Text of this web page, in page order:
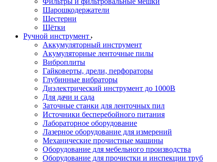
Шарошкодержатели
Шестерни
Щётки
Ручной инструмент
Аккумуляторный инструмент
Акумуляторные ленточные пилы
Виброплиты
Гайковерты, дрели, перфораторы
Глубинные вибраторы
Диэлектрический инструмент до 1000В
Для дачи и сада
Заточные станки для ленточных пил
Источники бесперебойного питания
Лабораторное оборудование
Лазерное оборудование для измерений
Механические прочистные машины
Оборудование для мебельного производства
Оборудование для прочистки и инспекции труб